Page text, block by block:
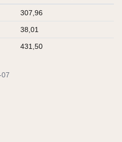
307,96
38,01
431,50